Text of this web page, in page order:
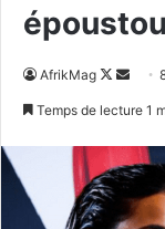
AfrikMag
Follow
Temps de lecture 1